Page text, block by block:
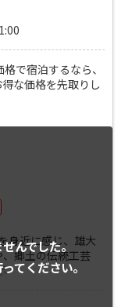
で宿泊するなら、
な価格を先取りし
んでした。
てください。
身近に感じ、雄大
郷土の伝統工芸